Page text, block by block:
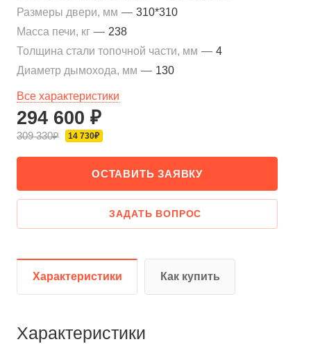
Размеры двери, мм — 310*310
Масса печи, кг — 238
Толщина стали топочной части, мм — 4
Диаметр дымохода, мм — 130
Все характеристики
294 600 ₽
309 330₽ 14 730₽
ОСТАВИТЬ ЗАЯВКУ
ЗАДАТЬ ВОПРОС
Характеристики Как купить
Характеристики